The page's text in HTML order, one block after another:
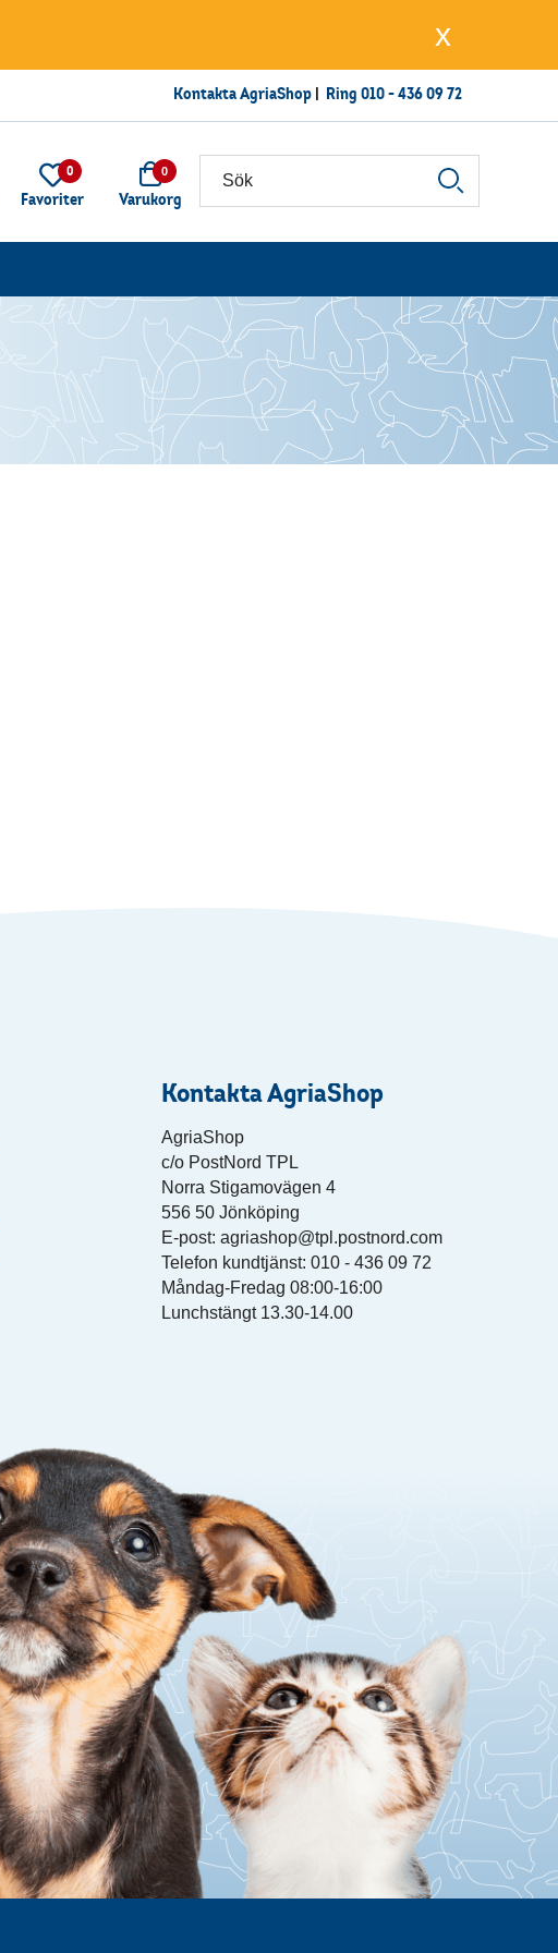
x
Kontakta AgriaShop | Ring 010 - 436 09 72
0
Favoriter
0
Varukorg
Kontakta AgriaShop
AgriaShop
c/o PostNord TPL
Norra Stigamovägen 4
556 50 Jönköping
E-post: agriashop@tpl.postnord.com
Telefon kundtjänst: 010 - 436 09 72
Måndag-Fredag 08:00-16:00
Lunchstängt 13.30-14.00